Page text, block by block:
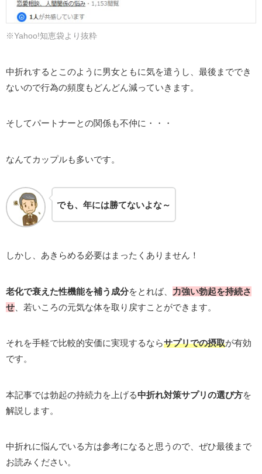
※Yahoo!知恵袋より抜粋
中折れするとこのように男女ともに気を遣うし、最後まででき
ないので行為の頻度もどんどん減っていきます。
そしてパートナーとの関係も不仲に・・・
なんてカップルも多いです。
でも、年には勝てないよな～
しかし、あきらめる必要はまったくありません！
老化で衰えた性機能を補う成分をとれば、 力強い勃起を持続さ
せ 、若いころの元気な体を取り戻すことができます。
それを手軽で比較的安価に実現するならサプリでの摂取が有効
です。
本記事では勃起の持続力を上げる中折れ対策サプリの選び方を
解説します。
中折れに悩んでいる方は参考になると思うので、ぜひ最後まで
お読みください。